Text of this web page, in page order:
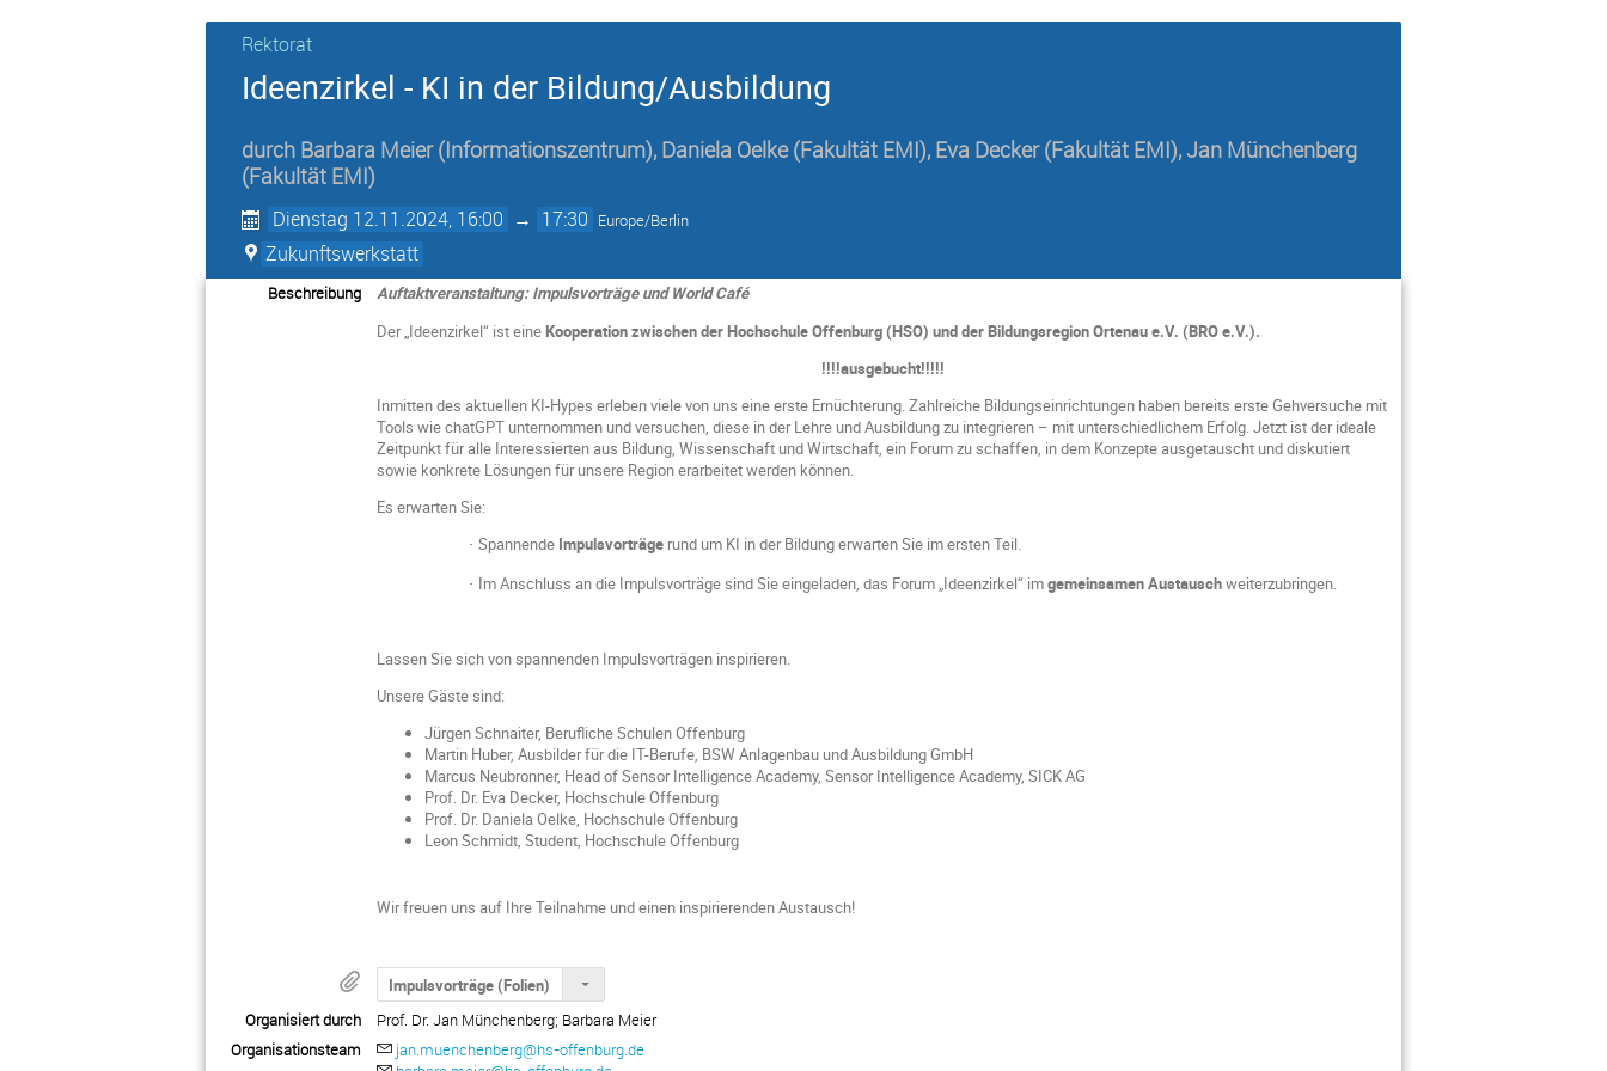
Rektorat
Ideenzirkel - KI in der Bildung/Ausbildung
durch Barbara Meier (Informationszentrum), Daniela Oelke (Fakultät EMI), Eva Decker (Fakultät EMI),Jan Münchenberg
(Fakultät EMI)
Dienstag 12.11.2024, 16:00 → 17:30 Europe/Berlin
Zukunftswerkstatt
Beschreibung
Auftaktveranstaltung: Impulsvorträge und World Café
Der „Ideenzirkel“ ist eineKooperation zwischen der Hochschule Offenburg (HSO) und der Bildungsregion Ortenau e.V. (BRO e.V.).
!!!!ausgebucht!!!!!
Inmitten des aktuellen KI-Hypes erleben viele von uns eine erste Ernüchterung. Zahlreiche Bildungseinrichtungen haben bereits erste Gehversuche mit
Tools wie chatGPT unternommen und versuchen, diese in der Lehre und Ausbildung zu integrieren – mit unterschiedlichem Erfolg. Jetzt ist der ideale
Zeitpunkt für alle Interessierten aus Bildung, Wissenschaft und Wirtschaft, ein Forum zu schaffen, in dem Konzepte ausgetauscht und diskutiert
sowie konkrete Lösungen für unsere Region erarbeitet werden können.
Es erwarten Sie:
· Spannende Impulsvorträgerund um KI in der Bildung erwarten Sie im ersten Teil.
· Im Anschluss an die Impulsvorträge sind Sie eingeladen, das Forum „Ideenzirkel“ imgemeinsamen Austauschweiterzubringen.
Lassen Sie sich von spannenden Impulsvorträgen inspirieren.
Unsere Gäste sind:
Jürgen Schnaiter, Berufliche Schulen Offenburg
Martin Huber, Ausbilder für die IT-Berufe, BSW Anlagenbau und Ausbildung GmbH
Marcus Neubronner, Head of Sensor Intelligence Academy, Sensor Intelligence Academy, SICK AG
Prof. Dr. Eva Decker, Hochschule Offenburg
Prof. Dr. Daniela Oelke, Hochschule Offenburg
Leon Schmidt, Student, Hochschule Offenburg
Wir freuen uns auf Ihre Teilnahme und einen inspirierenden Austausch!
Impulsvorträge (Folien)
Organisiert durch
Prof. Dr. Jan Münchenberg; Barbara Meier
Organisationsteam
jan.muenchenberg@hs-offenburg.de